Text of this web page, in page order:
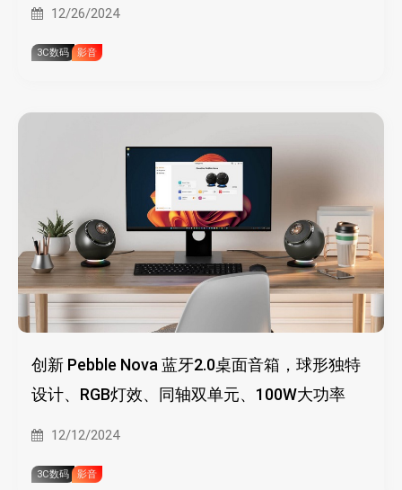
12/26/2024
3C数码 影音
创新 Pebble Nova 蓝牙2.0桌面音箱，球形独特
设计、RGB灯效、同轴双单元、100W大功率
12/12/2024
3C数码 影音